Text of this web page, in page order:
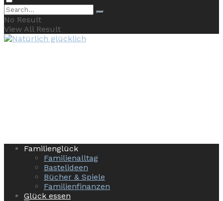
No Result
View All Result
Familienglück
Familienalltag
Bastelideen
Bücher & Spiele
Familienfinanzen
Glück essen